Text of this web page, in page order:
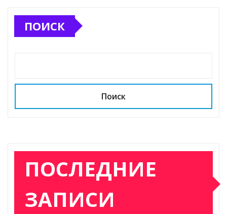
ПОИСК
Поиск
ПОСЛЕДНИЕ
ЗАПИСИ